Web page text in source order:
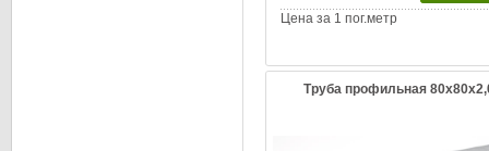
Цена за 1 пог.метр
Труба профильная